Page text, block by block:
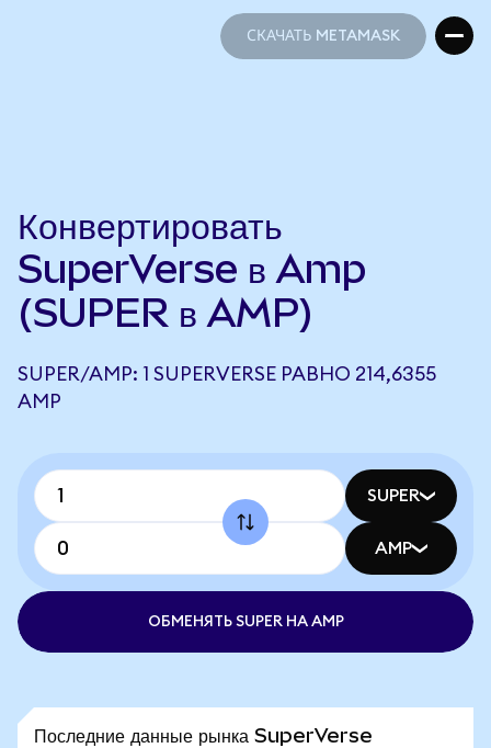
СКАЧАТЬ METAMASK
Конвертировать
SuperVerse в Amp
(SUPER в AMP)
SUPER/AMP: 1 SUPERVERSE РАВНО 214,6355
AMP
SUPER
AMP
ОБМЕНЯТЬ SUPER НА AMP
Последние данные рынка SuperVerse